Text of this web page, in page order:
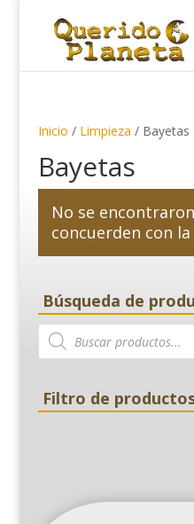
de
productos
Inicio / Limpieza / Bayetas
Bayetas
No se
concuerden con
Búsqueda de
Búsqueda
de
productos
Filtro de